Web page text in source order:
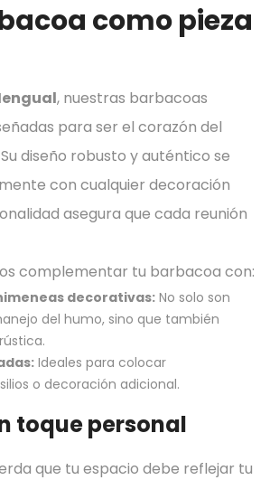
como pieza
, nuestras barbacoas
para ser el corazón del
diseño robusto y auténtico se
con cualquier decoración
asegura que cada reunión
complementar tu barbacoa con:
decorativas: No solo son
del humo, sino que también
Ideales para colocar
o decoración adicional.
toque personal
que tu espacio debe reflejar tu